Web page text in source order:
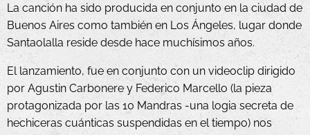
La canción ha sido producida en conjunto en la ciudad de
Buenos Aires como también en Los Ángeles, lugar donde
Santaolalla reside desde hace muchísimos años.
El lanzamiento, fue en conjunto con un videoclip dirigido
por Agustin Carbonere y Federico Marcello (la pieza
protagonizada por las 10 Mandras -una logia secreta de
hechiceras cuánticas suspendidas en el tiempo) nos